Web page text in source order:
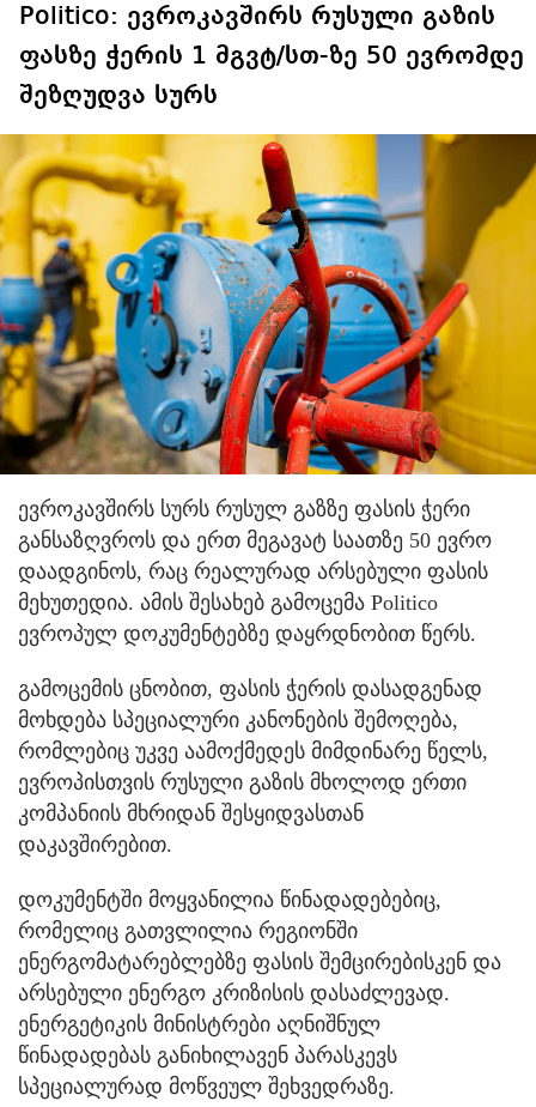
Politico: ევროკავშირს რუსული გაზის
ფასზე ჭერის 1 მგვტ/სთ-ზე 50 ევრომდე
შეზღუდვა სურს
ევროკავშირს სურს რუსულ გაზზე ფასის ჭერი
განსაზღვროს და ერთ მეგავატ საათზე 50 ევრო
დაადგინოს, რაც რეალურად არსებული ფასის
მეხუთედია. ამის შესახებ გამოცემა Politico
ევროპულ დოკუმენტებზე დაყრდნობით წერს.
გამოცემის ცნობით, ფასის ჭერის დასადგენად
მოხდება სპეციალური კანონების შემოღება,
რომლებიც უკვე აამოქმედეს მიმდინარე წელს,
ევროპისთვის რუსული გაზის მხოლოდ ერთი
კომპანიის მხრიდან შესყიდვასთან
დაკავშირებით.
დოკუმენტში მოყვანილია წინადადებებიც,
რომელიც გათვლილია რეგიონში
ენერგომატარებლებზე ფასის შემცირებისკენ და
არსებული ენერგო კრიზისის დასაძლევად.
ენერგეტიკის მინისტრები აღნიშნულ
წინადადებას განიხილავენ პარასკევს
სპეციალურად მოწვეულ შეხვედრაზე.